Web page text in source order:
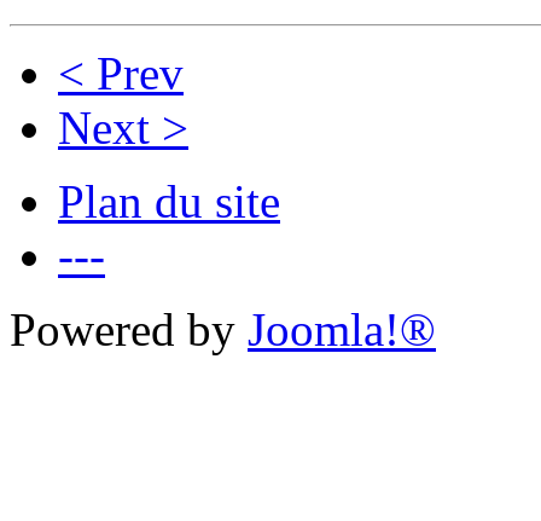
< Prev
Next >
Plan du site
---
Powered by Joomla!®